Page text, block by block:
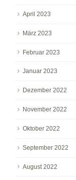
April 2023
März 2023
Februar 2023
Januar 2023
Dezember 2022
November 2022
Oktober 2022
September 2022
August 2022